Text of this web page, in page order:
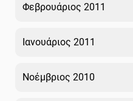
Φεβρουάριος 2011
Ιανουάριος 2011
Νοέμβριος 2010